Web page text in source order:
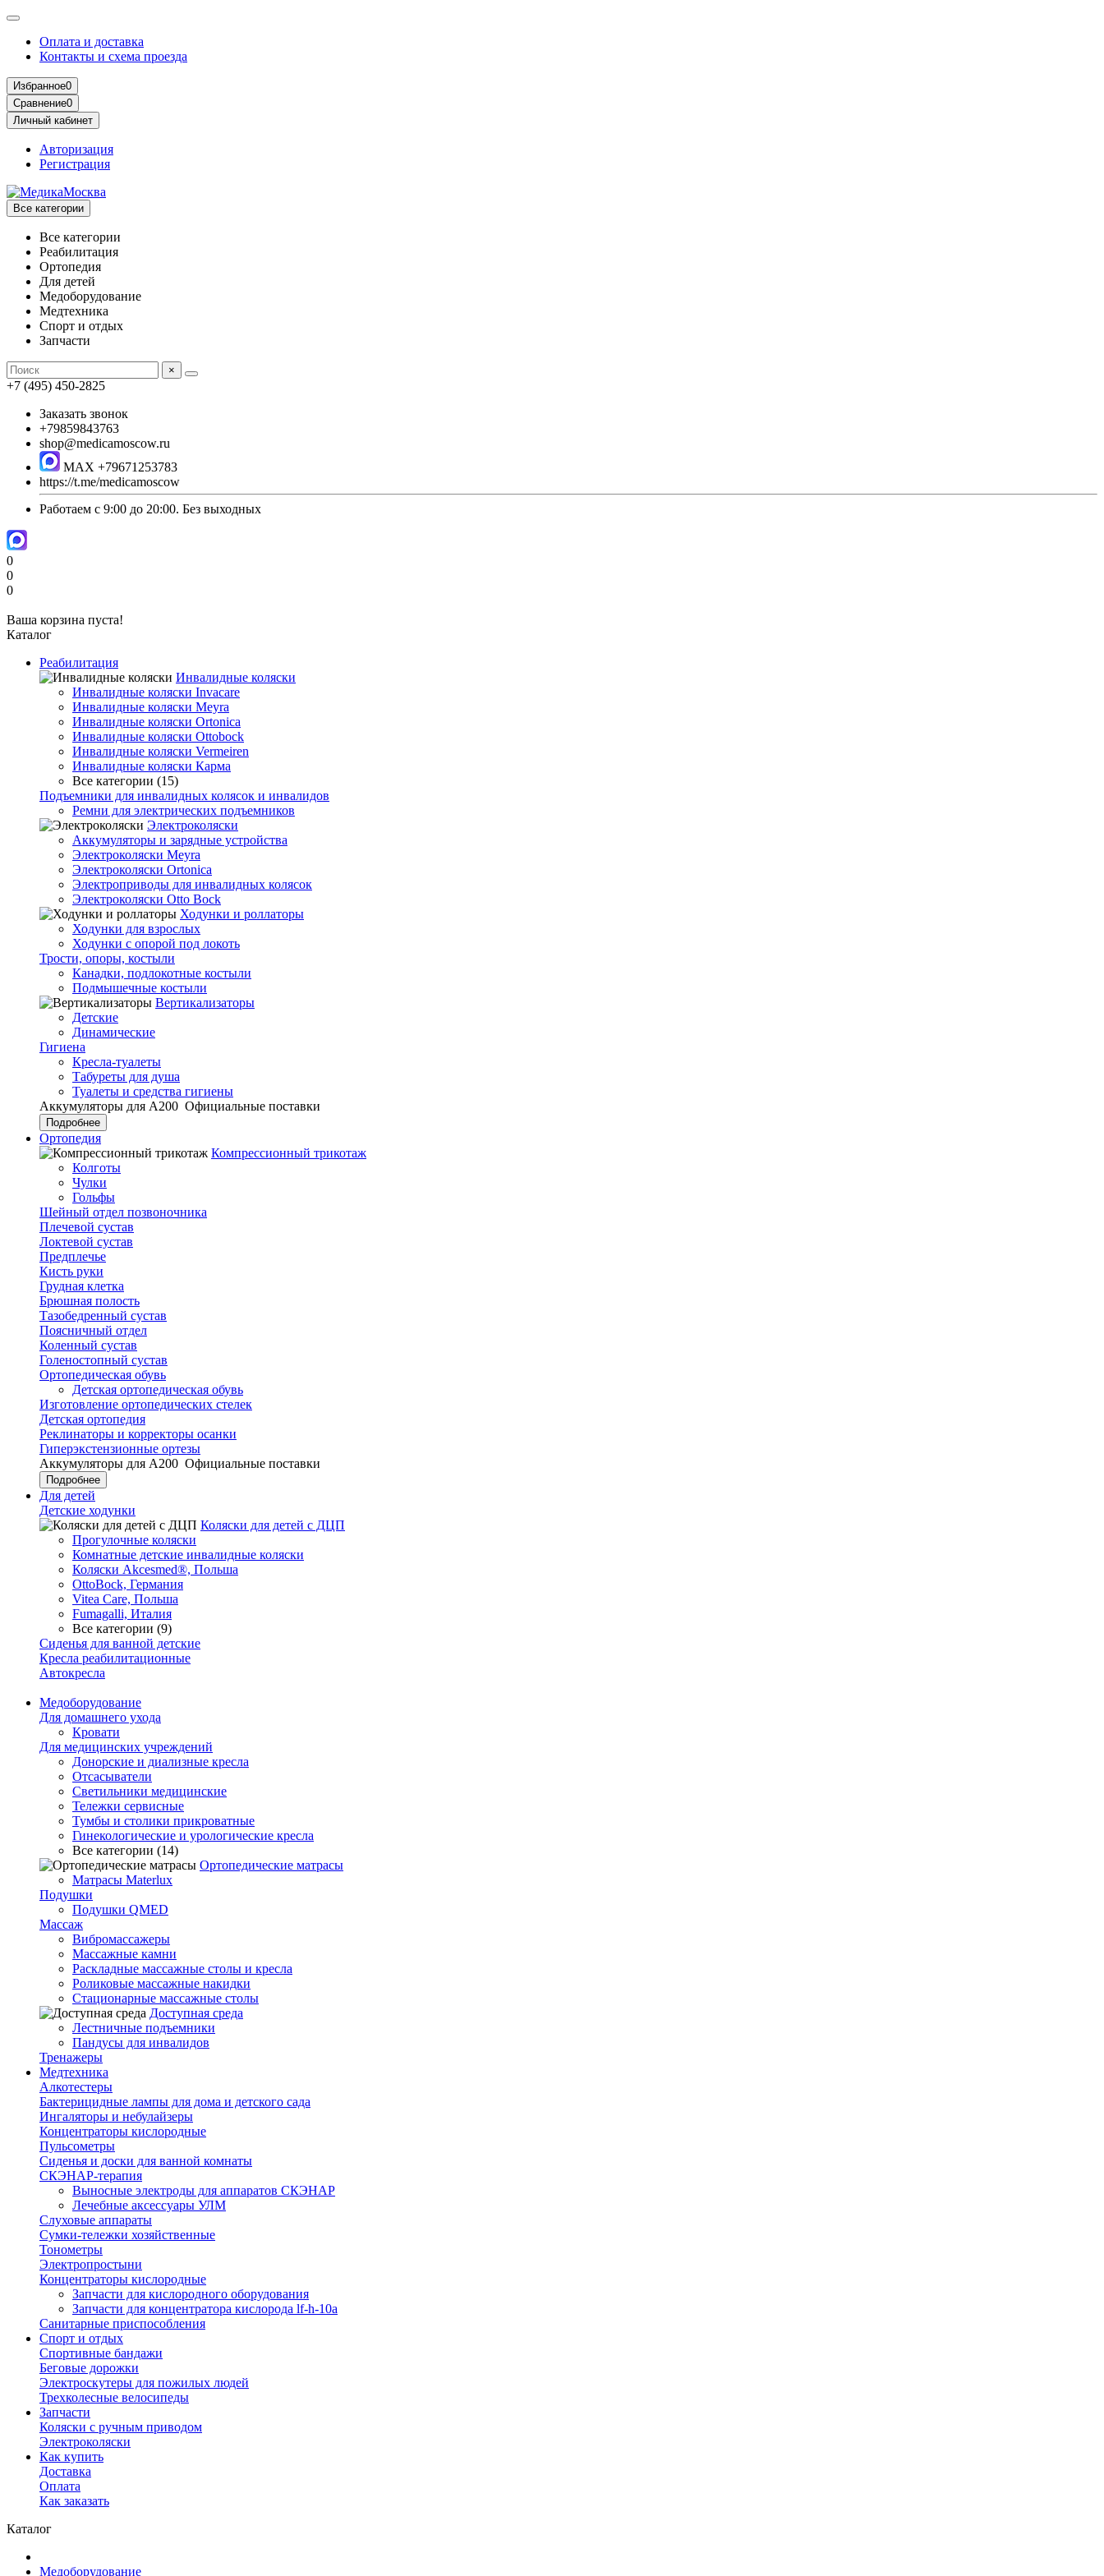
Оплата и доставка
Контакты и схема проезда
Избранное0
Сравнение0
Личный кабинет
Авторизация
Регистрация
Все категории
Все категории
Реабилитация
Ортопедия
Для детей
Медоборудование
Mедтехника
Спорт и отдых
Запчасти
×
+7 (495) 450-2825
Заказать звонок
+79859843763
shop@medicamoscow.ru
MAX +79671253783
https://t.me/medicamoscow
Работаем с 9:00 до 20:00. Без выходных
0
0
0
Ваша корзина пуста!
Каталог
Реабилитация
Инвалидные коляски
Инвалидные коляски Invacare
Инвалидные коляски Meyra
Инвалидные коляски Ortonica
Инвалидные коляски Ottobock
Инвалидные коляски Vermeiren
Инвалидные коляски Карма
Все категории (15)
Подъемники для инвалидных колясок и инвалидов
Ремни для электрических подъемников
Электроколяски
Аккумуляторы и зарядные устройства
Электроколяски Meyra
Электроколяски Ortonica
Электроприводы для инвалидных колясок
Электроколяски Otto Bock
Ходунки и роллаторы
Ходунки для взрослых
Ходунки с опорой под локоть
Трости, опоры, костыли
Канадки, подлокотные костыли
Подмышечные костыли
Вертикализаторы
Детские
Динамические
Гигиена
Кресла-туалеты
Табуреты для душа
Туалеты и средства гигиены
Аккумуляторы для А200 Официальные поставки
Подробнее
Ортопедия
Компрессионный трикотаж
Колготы
Чулки
Гольфы
Шейный отдел позвоночника
Плечевой сустав
Локтевой сустав
Предплечье
Кисть руки
Грудная клетка
Брюшная полость
Тазобедренный сустав
Поясничный отдел
Коленный сустав
Голеностопный сустав
Ортопедическая обувь
Детская ортопедическая обувь
Изготовление ортопедических стелек
Детская ортопедия
Реклинаторы и корректоры осанки
Гиперэкстензионные ортезы
Аккумуляторы для А200 Официальные поставки
Подробнее
Для детей
Детские ходунки
Коляски для детей с ДЦП
Прогулочные коляски
Комнатные детские инвалидные коляски
Коляски Akcesmed®, Польша
OttoBock, Германия
Vitea Care, Польша
Fumagalli, Италия
Все категории (9)
Сиденья для ванной детские
Кресла реабилитационные
Автокресла
Медоборудование
Для домашнего ухода
Кровати
Для медицинских учреждений
Донорские и диализные кресла
Отсасыватели
Светильники медицинские
Тележки сервисные
Тумбы и столики прикроватные
Гинекологические и урологические кресла
Все категории (14)
Ортопедические матрасы
Матрасы Materlux
Подушки
Подушки QMED
Массаж
Вибромассажеры
Массажные камни
Раскладные массажные столы и кресла
Роликовые массажные накидки
Стационарные массажные столы
Доступная среда
Лестничные подъемники
Пандусы для инвалидов
Тренажеры
Mедтехника
Алкотестеры
Бактерицидные лампы для дома и детского сада
Ингаляторы и небулайзеры
Концентраторы кислородные
Пульсометры
Сиденья и доски для ванной комнаты
СКЭНАР-терапия
Выносные электроды для аппаратов СКЭНАР
Лечебные аксессуары УЛМ
Слуховые аппараты
Сумки-тележки хозяйственные
Тонометры
Электропростыни
Концентраторы кислородные
Запчасти для кислородного оборудования
Запчасти для концентратора кислорода lf-h-10a
Санитарные приспособления
Спорт и отдых
Спортивные бандажи
Беговые дорожки
Электроскутеры для пожилых людей
Трехколесные велосипеды
Запчасти
Коляски с ручным приводом
Электроколяски
Как купить
Доставка
Оплата
Как заказать
Каталог
Медоборудование